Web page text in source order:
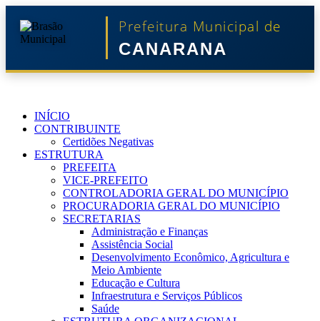
Prefeitura Municipal de
CANARANA
INÍCIO
CONTRIBUINTE
Certidões Negativas
ESTRUTURA
PREFEITA
VICE-PREFEITO
CONTROLADORIA GERAL DO MUNICÍPIO
PROCURADORIA GERAL DO MUNICÍPIO
SECRETARIAS
Administração e Finanças
Assistência Social
Desenvolvimento Econômico, Agricultura e
Meio Ambiente
Educação e Cultura
Infraestrutura e Serviços Públicos
Saúde